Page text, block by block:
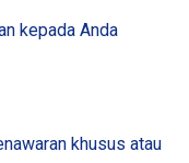
kepada Anda
khusus atau